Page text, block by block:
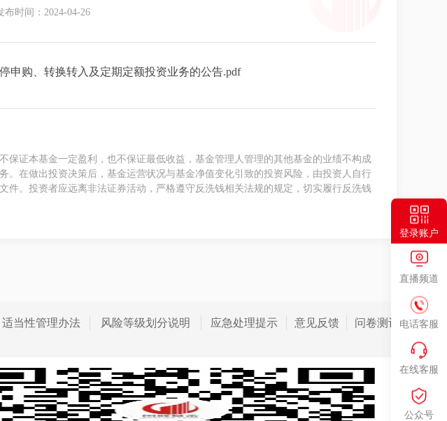
登录账户
直播频道
电话客服
在线客服
公众号
布时间：2024-04-26
申购、转换转入及定期定额投资业务的公告.pdf
证本基金一定盈利，也不保证最低收益，基金管理人管理的其他基金的业绩不构成
在做出投资决策后，基金运营状况与基金净值变化引致的投资风险，由投资人自行
。投资者应远离非法证券活动，严格遵守反洗钱相关法规的规定，切实履行反洗钱
适当性管理办法 风险等级划分说明 应急处理提示 意见反馈 问卷测评